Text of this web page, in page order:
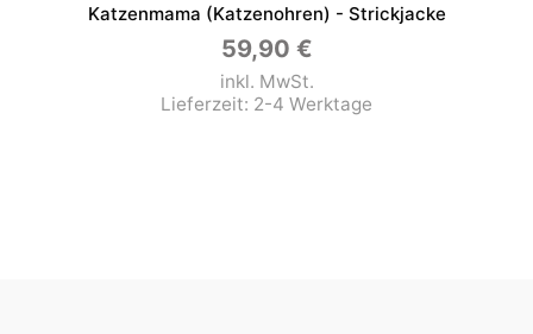
Katzenmama (Katzenohren) - Strickjacke
59,90 €
inkl. MwSt.
Lieferzeit: 2-4 Werktage